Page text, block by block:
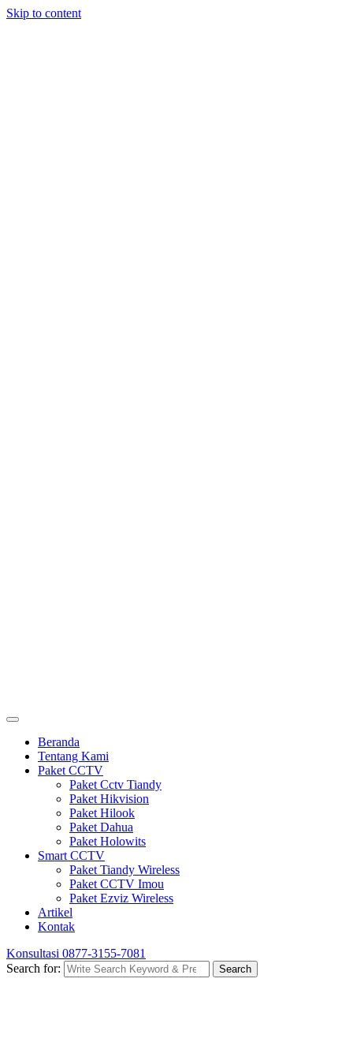
Skip to content
Beranda
Tentang Kami
Paket CCTV
Paket Cctv Tiandy
Paket Hikvision
Paket Hilook
Paket Dahua
Paket Holowits
Smart CCTV
Paket Tiandy Wireless
Paket CCTV Imou
Paket Ezviz Wireless
Artikel
Kontak
Konsultasi 0877-3155-7081
Search for:
Search